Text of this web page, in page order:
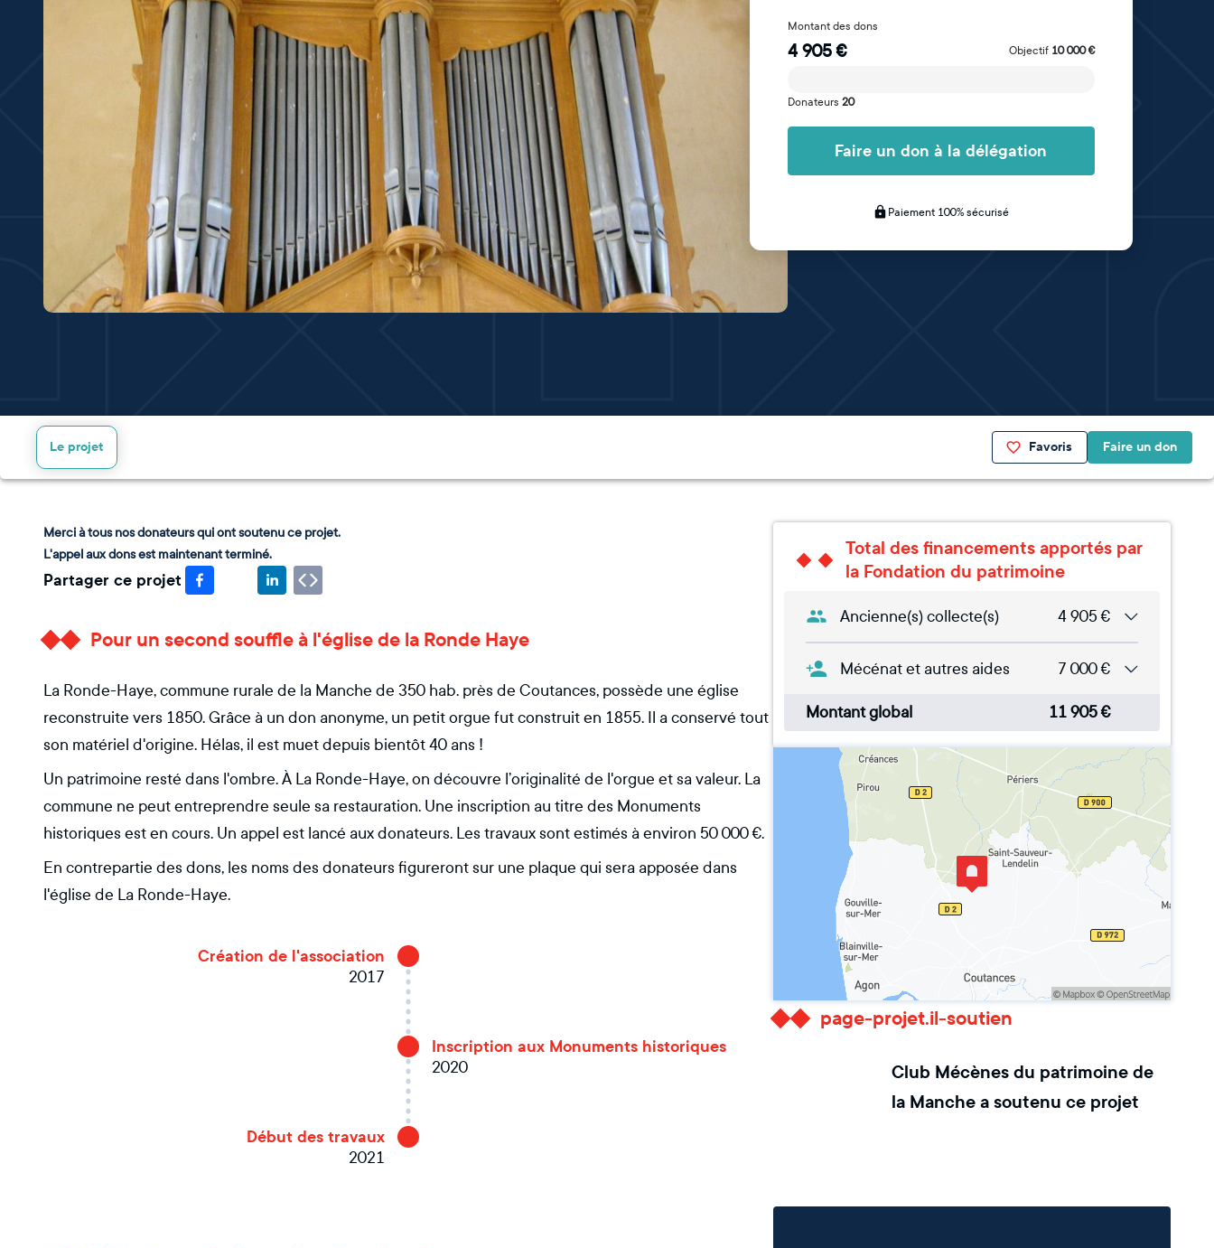
Montant des dons
4 905€ Objectif 10 000€
Donateurs 20
Faire un don à la délégation
Paiement 100% sécurisé
Favoris Faire un don
Le projet
Merci à tous nos donateurs qui ont soutenu ce projet.
L'appel aux dons est maintenant terminé.
Partager ce projet
Pour un second souffle à l'église de la Ronde Haye
La Ronde-Haye, commune rurale de la Manche de 350 hab. près de Coutances, possède une église
reconstruite vers 1850. Grâce à un don anonyme, un petit orgue fut construit en 1855. Il a conservé tout
son matériel d'origine. Hélas, il est muet depuis bientôt 40 ans !
Un patrimoine resté dans l'ombre. À La Ronde-Haye, on découvre l’originalité de l'orgue et sa valeur. La
commune ne peut entreprendre seule sa restauration. Une inscription au titre des Monuments
historiques est en cours. Un appel est lancé aux donateurs. Les travaux sont estimés à environ 50 000 €.
En contrepartie des dons, les noms des donateurs figureront sur une plaque qui sera apposée dans
l'église de La Ronde-Haye.
Création de l'association
2017
Inscription aux Monuments historiques
2020
Début des travaux
2021
Total des financements apportés par
la Fondation du patrimoine
Ancienne(s) collecte(s) 4 905 €
Mécénat et autres aides 7 000€
Montant global 11 905€
page-projet.il-soutien
Club Mécènes du patrimoine de
la Manchea soutenu ce projet